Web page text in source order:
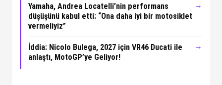
Yamaha, Andrea Locatelli’nin performans
düşüşünü kabul etti: “Ona daha iyi bir motosiklet
vermeliyiz”
→
İddia: Nicolo Bulega, 2027 için VR46 Ducati ile
anlaştı, MotoGP’ye Geliyor!
→